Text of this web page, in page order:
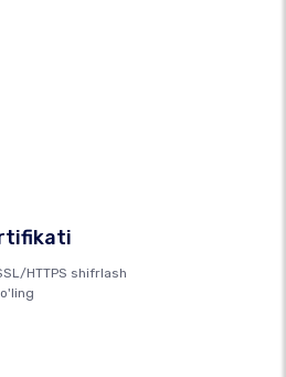
HTTPS shifrlash